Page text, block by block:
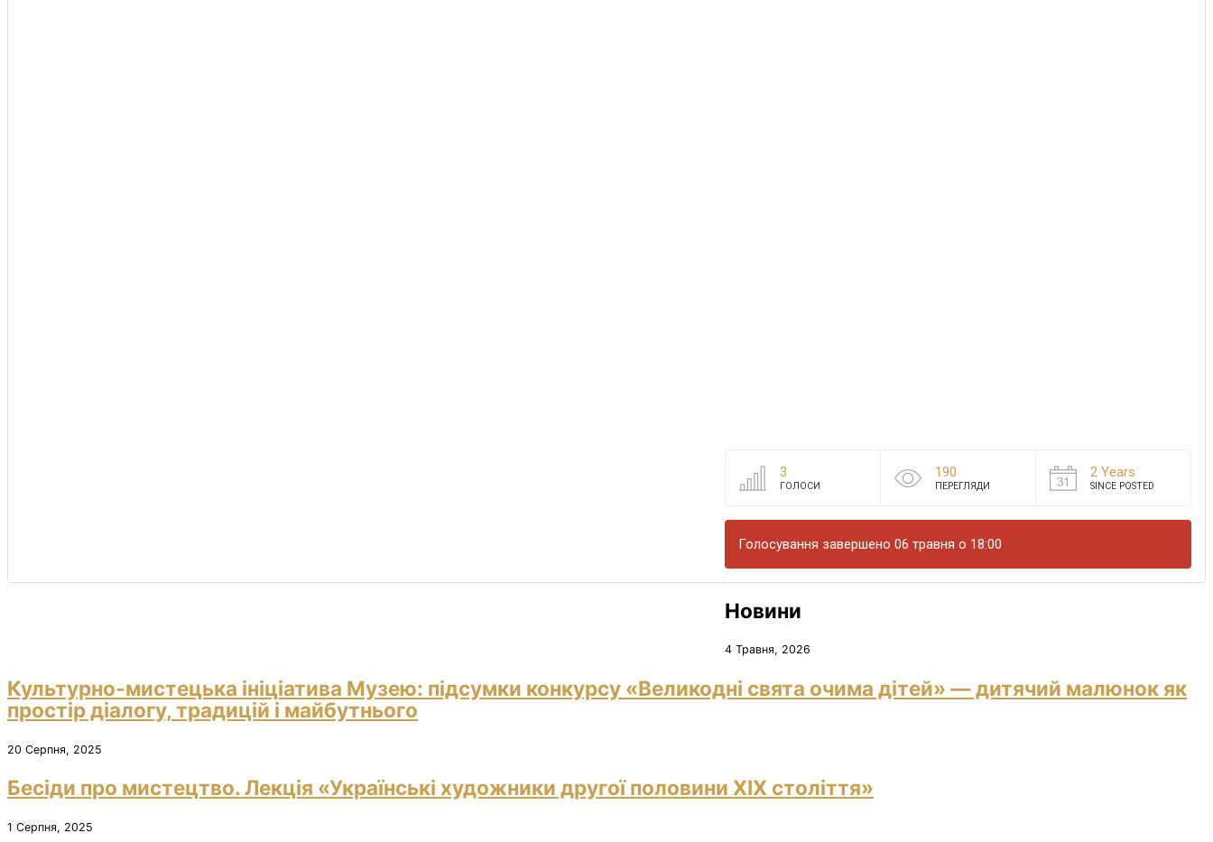
3
ГОЛОСИ
190
ПЕРЕГЛЯДИ
2 Years
SINCE POSTED
Голосування завершено 06 травня о 18:00
Новини
4 Травня, 2026
Культурно-мистецька ініціатива Музею: підсумки конкурсу «Великодні свята очима дітей» — дитячий малюнок як
простір діалогу, традицій і майбутнього
20 Серпня, 2025
Бесіди про мистецтво. Лекція «Українські художники другої половини ХІХ століття»
1 Серпня, 2025